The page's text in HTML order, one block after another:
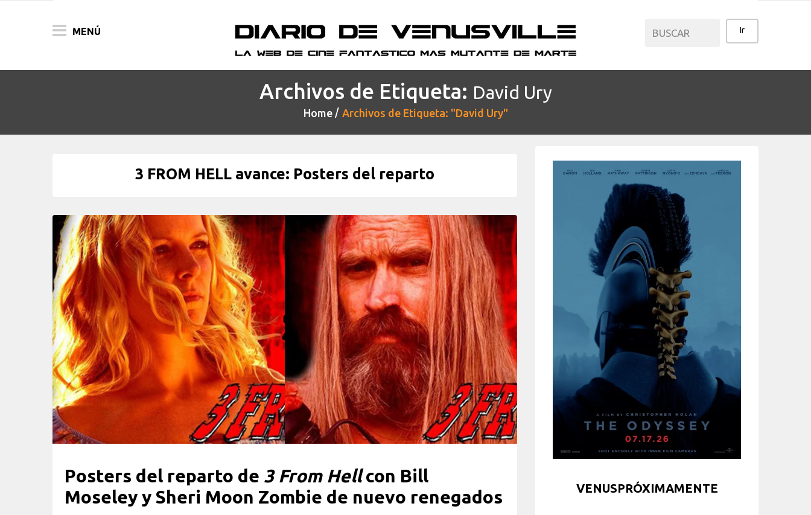
MENÚ
Archivos de Etiqueta: David Ury
Home Archivos de Etiqueta: "David Ury"
3 FROM HELL avance: Posters del reparto
Posters del reparto de 3 From Hellcon Bill
Moseley y Sheri Moon Zombie de nuevo renegados
VENUSPRÓXIMAMENTE